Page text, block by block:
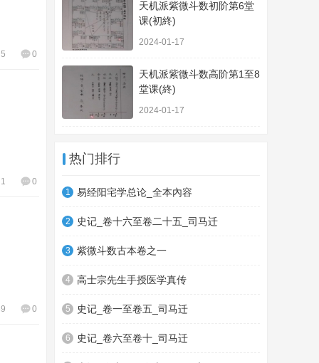
0
0
0
天机派紫微斗数初阶第6堂
课(初終)
2024-01-17
天机派紫微斗数高阶第1至8
堂课(終)
2024-01-17
热门排行
1 易经阳宅学总论_全本內容
2 史记_卷十六至卷二十五_司马迁
3 紫微斗数古本卷之一
4 高士宗先生手授医学真传
5 史记_卷一至卷五_司马迁
6 史记_卷六至卷十_司马迁